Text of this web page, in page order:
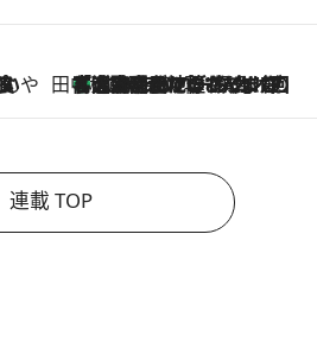
ーヌ 田中稲の勝手に再ブーム
2026.8.7
「湘南乃風に憧れて」観客大盛上がりの“タオル回し”に、ラッパー顔負けの高速歌唱まで…さだまさし（74）のアグレッシブすぎる現在地
連載 TOP